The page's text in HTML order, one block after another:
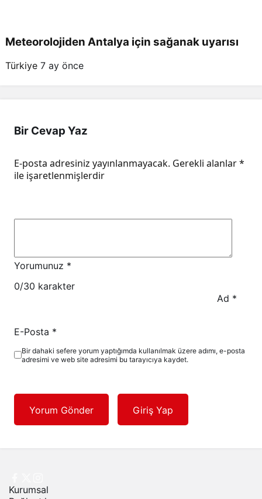
Meteorolojiden Antalya için sağanak uyarısı
Türkiye 7 ay önce
Bir Cevap Yaz
E-posta adresiniz yayınlanmayacak. Gerekli alanlar*
ile işaretlenmişlerdir
Yorumunuz *
0/30 karakter
Ad *
E-Posta *
Bir dahaki sefere yorum yaptığımda kullanılmak üzere adımı, e-posta
adresimi ve web site adresimi bu tarayıcıya kaydet.
Yorum Gönder Giriş Yap
Kurumsal